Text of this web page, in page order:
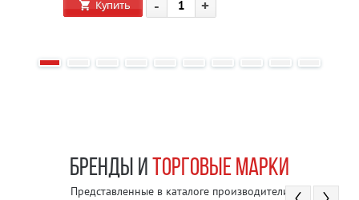
Купить - +
БРЕНДЫ И ТОРГОВЫЕ МАРКИ
Представленные в каталоге производители